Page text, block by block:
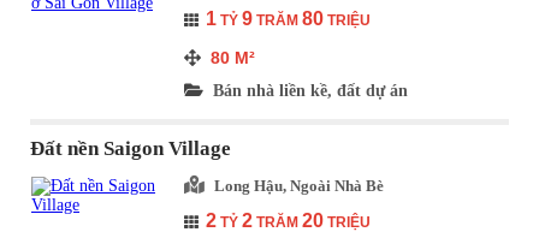
1 TỶ9 TRĂM80 TRIỆU
80 M²
Bán nhà liền kề, đất dự án
Đất nền Saigon Village
Long Hậu, Ngoài Nhà Bè
2 TỶ2 TRĂM20 TRIỆU